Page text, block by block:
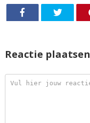
Reactie plaatsen